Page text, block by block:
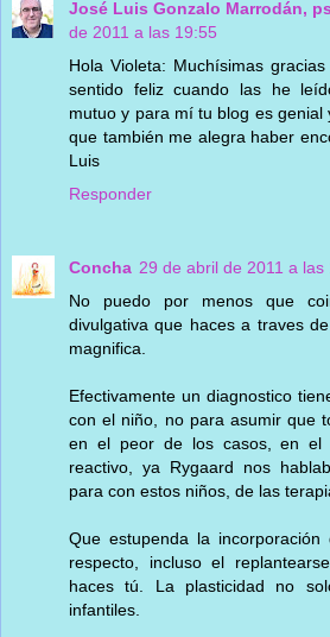
José Luis Gonzalo Marrodán,
de 2011 a las 19:55
Hola Violeta: Muchísimas
sentido feliz cuando las he
mutuo y para mí tu blog es
que también me alegra haber
Luis
Responder
Concha 29 de abril de 2011 a las
No puedo por menos que
divulgativa que haces a traves
magnifica.
Efectivamente un diagnostico
con el niño, no para asumir que
en el peor de los casos, en el
reactivo, ya Rygaard nos
para con estos niños, de las
Que estupenda la
respecto, incluso el
haces tú. La plasticidad no
infantiles.